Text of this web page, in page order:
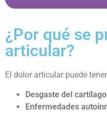
¿Por qué se
articular?
El dolor articular puede
Desgaste del cartílago
Enfermedades